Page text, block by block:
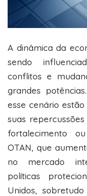
A dinâmica da
sendo
conflitos e
grandes
esse cenário
suas
fortalecimento
OTAN, que
no mercado
políticas
Unidos,